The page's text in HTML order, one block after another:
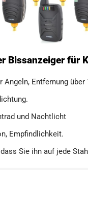
Bissanzeiger für
Angeln, Entfernung über
und Nachtlicht
Empfindlichkeit.
Sie ihn auf jede